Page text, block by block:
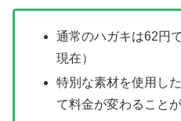
通常のハガキは62円
現在）
特別な素材を使用し
て料金が変わること